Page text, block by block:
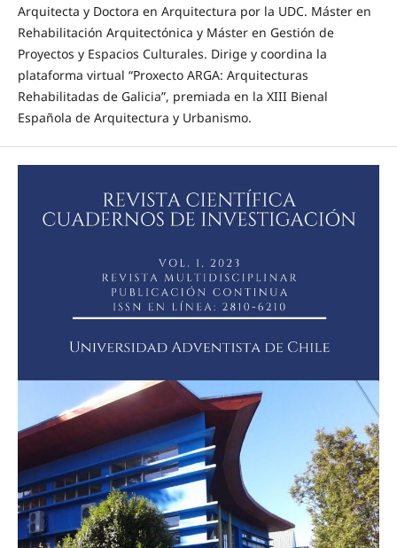
Arquitecta y Doctora en Arquitectura por la UDC. Máster en
Rehabilitación Arquitectónica y Máster en Gestión de
Proyectos y Espacios Culturales. Dirige y coordina la
plataforma virtual “Proxecto ARGA: Arquitecturas
Rehabilitadas de Galicia”, premiada en la XIII Bienal
Española de Arquitectura y Urbanismo.